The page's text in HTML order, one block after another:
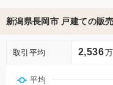
新潟県長岡市 戸建ての販
取引平均 2,536
平均